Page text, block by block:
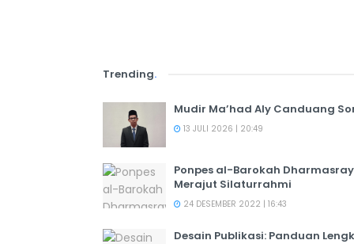
Trending.
Mudir Ma’had Aly Canduang
13 JULI 2026 | 20:49
Ponpes al-Barokah
Merajut Silaturrahmi
24 DESEMBER 2022 | 16:43
Desain Publikasi: Panduan